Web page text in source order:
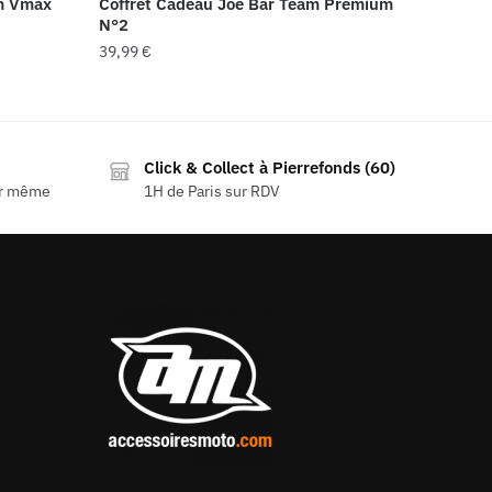
Vmax
Coffret Cadeau Joe Bar Team Premium
N°2
39,99€
même
Click & Collect à Pierrefonds (60)
1H de Paris sur RDV